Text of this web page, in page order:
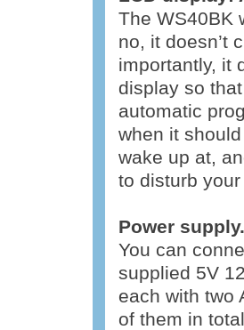
The WS40BK
no, it doesn’t
importantly, it
display so
automatic
when it
wake up at,
to disturb
Power supply.
You can
supplied 5V
each with two
of them in